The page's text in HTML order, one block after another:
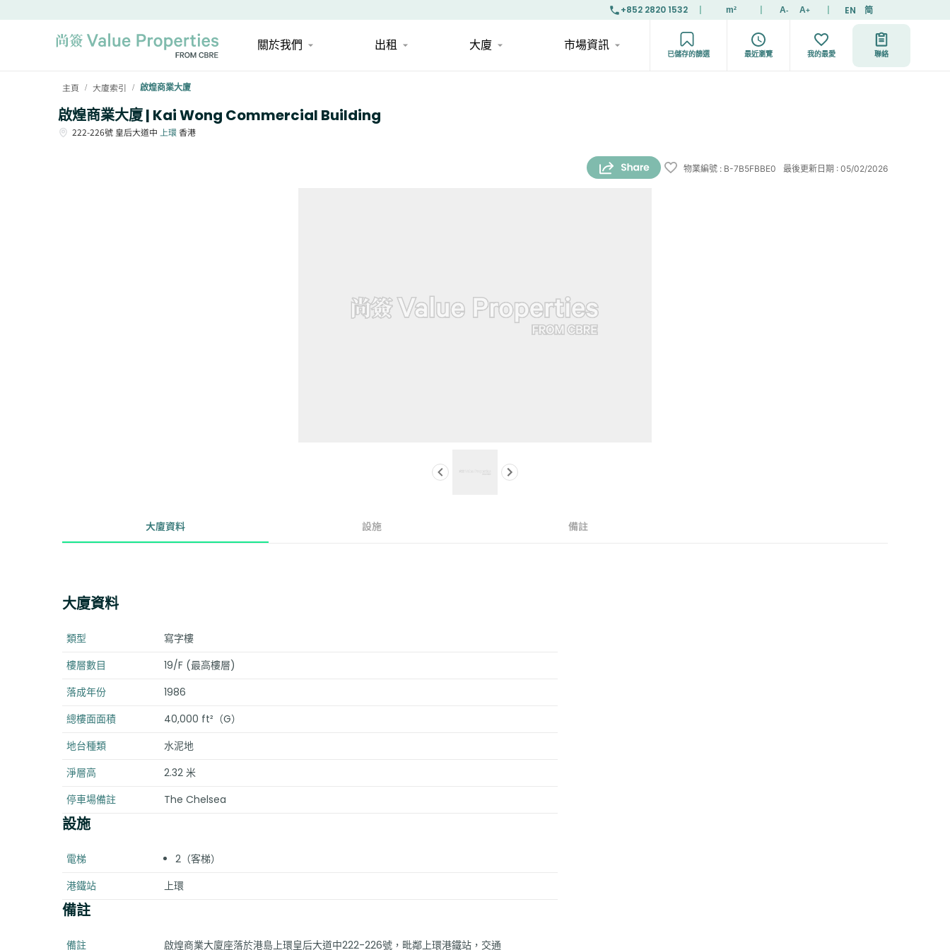
+852 2820 1532 m² A- A+ EN 简
關於我們 出租 大廈 市場資訊
已儲存的篩選 最近瀏覽 我的最愛 聯絡
主頁 / 大廈索引 / 啟煌商業大廈
啟煌商業大廈 | Kai Wong Commercial Building
222-226號 皇后大道中 上環香港
物業編號 : B-7B5FBBE0 最後更新日期 : 05/02/2026
大廈資料 設施 備註
大廈資料
類型
寫字樓
樓層數目
19/F (最高樓層)
落成年份
1986
總樓面面積
40,000 ft²（G）
地台種類
水泥地
淨層高
2.32 米
停車場備註
The Chelsea
設施
電梯
2（客梯）
港鐵站
上環
備註
備註 啟煌商業大廈座落於港島上環皇后大道中222-226號，毗鄰上環港鐵站，交通